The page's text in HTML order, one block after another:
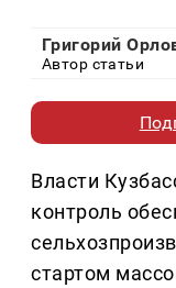
Григорий
Автор статьи
Власти
контроль
стартом